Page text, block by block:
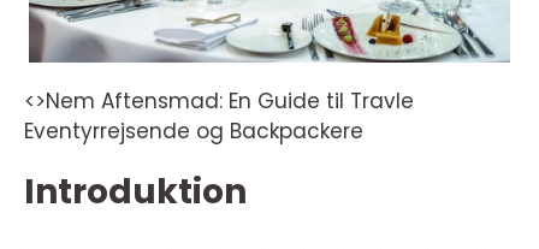
<>Nem Aftensmad: En Guide til Travle
Eventyrrejsende og Backpackere
Introduktion